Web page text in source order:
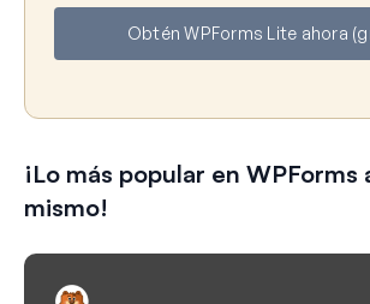
b
e
r
e
o
l
c
ó
Obtén WPForms Lite ahora
¡Lo más popular en WPForms
mismo!